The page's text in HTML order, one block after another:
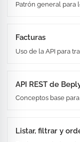
Patrón general para
Facturas
Uso de la API para
API REST de
Conceptos base
Listar, filtrar y